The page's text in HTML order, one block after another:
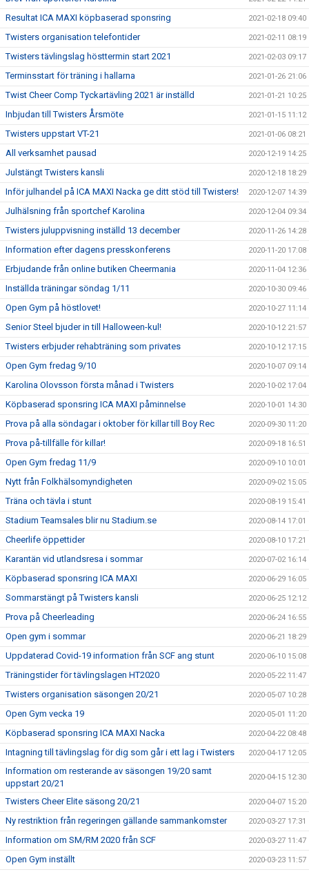
Resultat ICA MAXI köpbaserad sponsring 2021-02-18 09:40
Twisters organisation telefontider 2021-02-11 08:19
Twisters tävlingslag hösttermin start 2021 2021-02-03 09:17
Terminsstart för träning i hallarna 2021-01-26 21:06
Twist Cheer Comp Tyckartävling 2021 är inställd 2021-01-21 10:25
Inbjudan till Twisters Årsmöte 2021-01-15 11:12
Twisters uppstart VT-21 2021-01-06 08:21
All verksamhet pausad 2020-12-19 14:25
Julstängt Twisters kansli 2020-12-18 18:29
Inför julhandel på ICA MAXI Nacka ge ditt stöd till Twisters! 2020-12-07 14:39
Julhälsning från sportchef Karolina 2020-12-04 09:34
Twisters juluppvisning inställd 13 december 2020-11-26 14:28
Information efter dagens presskonferens 2020-11-20 17:08
Erbjudande från online butiken Cheermania 2020-11-04 12:36
Inställda träningar söndag 1/11 2020-10-30 09:46
Open Gym på höstlovet! 2020-10-27 11:14
Senior Steel bjuder in till Halloween-kul! 2020-10-12 21:57
Twisters erbjuder rehabträning som privates 2020-10-12 17:15
Open Gym fredag 9/10 2020-10-07 09:14
Karolina Olovsson första månad i Twisters 2020-10-02 17:04
Köpbaserad sponsring ICA MAXI påminnelse 2020-10-01 14:30
Prova på alla söndagar i oktober för killar till Boy Rec 2020-09-30 11:20
Prova på-tillfälle för killar! 2020-09-18 16:51
Open Gym fredag 11/9 2020-09-10 10:01
Nytt från Folkhälsomyndigheten 2020-09-02 15:05
Träna och tävla i stunt 2020-08-19 15:41
Stadium Teamsales blir nu Stadium.se 2020-08-14 17:01
Cheerlife öppettider 2020-08-10 17:21
Karantän vid utlandsresa i sommar 2020-07-02 16:14
Köpbaserad sponsring ICA MAXI 2020-06-29 16:05
Sommarstängt på Twisters kansli 2020-06-25 12:12
Prova på Cheerleading 2020-06-24 16:55
Open gym i sommar 2020-06-21 18:29
Uppdaterad Covid-19 information från SCF ang stunt 2020-06-10 15:08
Träningstider för tävlingslagen HT2020 2020-05-22 11:47
Twisters organisation säsongen 20/21 2020-05-07 10:28
Open Gym vecka 19 2020-05-01 11:20
Köpbaserad sponsring ICA MAXI Nacka 2020-04-22 08:48
Intagning till tävlingslag för dig som går i ett lag i Twisters 2020-04-17 12:05
Information om resterande av säsongen 19/20 samt
uppstart 20/21
2020-04-15 12:30
Twisters Cheer Elite säsong 20/21 2020-04-07 15:20
Ny restriktion från regeringen gällande sammankomster 2020-03-27 17:31
Information om SM/RM 2020 från SCF 2020-03-27 11:47
Open Gym inställt 2020-03-23 11:57